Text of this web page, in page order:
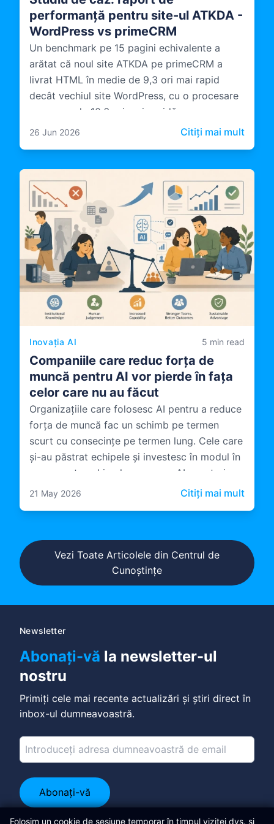
performanță pentru site-ul ATKDA -
WordPress vs primeCRM
Un benchmark pe 15 pagini echivalente a
arătat că noul site ATKDA pe primeCRM a
livrat HTML în medie de 9,3 ori mai rapid
decât vechiul site WordPress, cu o procesare
pe server de 10,6 ori mai rapidă.
26 Jun 2026 Citiți mai mult:
Inovația AI 5 min read
Companiile care reduc forța de
muncă pentru AI vor pierde în fața
celor care nu au făcut
Organizațiile care folosesc AI pentru a reduce
forța de muncă fac un schimb pe termen
scurt cu consecințe pe termen lung. Cele care
și-au păstrat echipele și investesc în modul în
care aceste echipe lucreaza cu AI construiesc
ceva mai durabil.
21 May 2026 Citiți mai mult:
Vezi Toate Articolele din Centrul de
Cunoștințe
Newsletter
Abonați-vă la newsletter-ul
nostru
Primiți cele mai recente actualizări și știri direct în
inbox-ul dumneavoastră.
Abonați-vă
Folosim un cookie de sesiune temporar în timpul vizitei dvs. și